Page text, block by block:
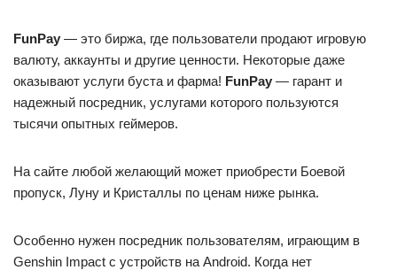
FunPay — это биржа, где пользователи продают игровую
валюту, аккаунты и другие ценности. Некоторые даже
оказывают услуги буста и фарма! FunPay — гарант и
надежный посредник, услугами которого пользуются
тысячи опытных геймеров.
На сайте любой желающий может приобрести Боевой
пропуск, Луну и Кристаллы по ценам ниже рынка.
Особенно нужен посредник пользователям, играющим в
Genshin Impact с устройств на Android. Когда нет